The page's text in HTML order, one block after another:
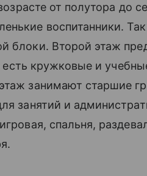
от полутора до
воспитанники.
блоки. Второй этаж
есть кружковые и
занимают старшие
занятий и
спальня,